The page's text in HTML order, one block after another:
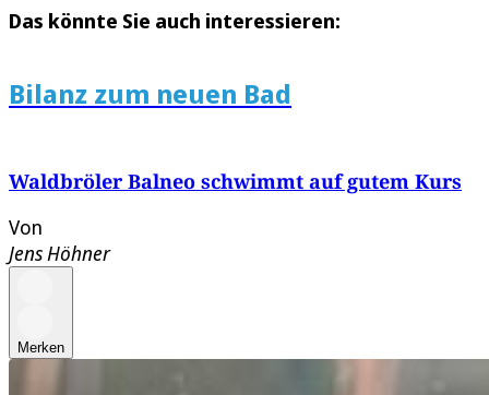
Das könnte Sie auch interessieren:
Bilanz zum neuen Bad
Waldbröler Balneo schwimmt auf gutem Kurs
Von
Jens Höhner
Merken